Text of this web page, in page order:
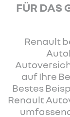
FÜR DAS
Renault
auf Ihre
Bestes
Renault